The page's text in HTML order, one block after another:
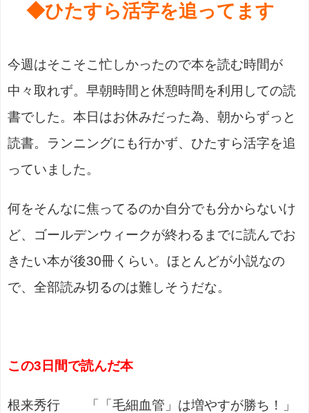
◆ひたすら活字を追ってます
今週はそこそこ忙しかったので本を読む時間が
中々取れず。早朝時間と休憩時間を利用しての読
書でした。本日はお休みだった為、朝からずっと
読書。ランニングにも行かず、ひたすら活字を追
っていました。
何をそんなに焦ってるのか自分でも分からないけ
ど、ゴールデンウィークが終わるまでに読んでお
きたい本が後30冊くらい。ほとんどが小説なの
で、全部読み切るのは難しそうだな。
この3日間で読んだ本
根来秀行 「「毛細血管」は増やすが勝ち！」